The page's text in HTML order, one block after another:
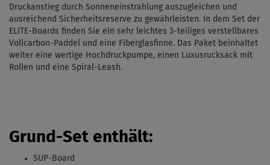
Druckanstieg durch Sonneneinstrahlung auszugleichen und
ausreichend Sicherheitsreserve zu gewährleisten. In dem Set der
ELITE-Boards finden Sie ein sehr leichtes 3-teiliges verstellbares
Vollcarbon-Paddel und eine Fiberglasfinne. Das Paket beinhaltet
weiter eine wertige Hochdruckpumpe, einen Luxusrucksack mit
Rollen und eine Spiral-Leash.
Grund-Set enthält:
SUP-Board